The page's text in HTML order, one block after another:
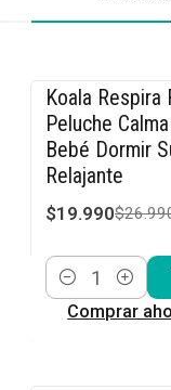
-26% OFF
Koala Respira
Peluche Calma
Bebé Dormir
Relajante
$19.990
Cantidad
Comprar